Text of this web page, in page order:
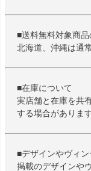
■送料無料対象商
北海道、沖縄は通
■在庫について
実店舗と在庫を共
する場合があります
■デザインやヴィ
掲載のデザインや